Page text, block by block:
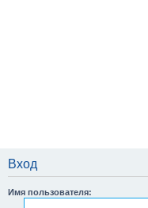
Вход
Имя пользователя: